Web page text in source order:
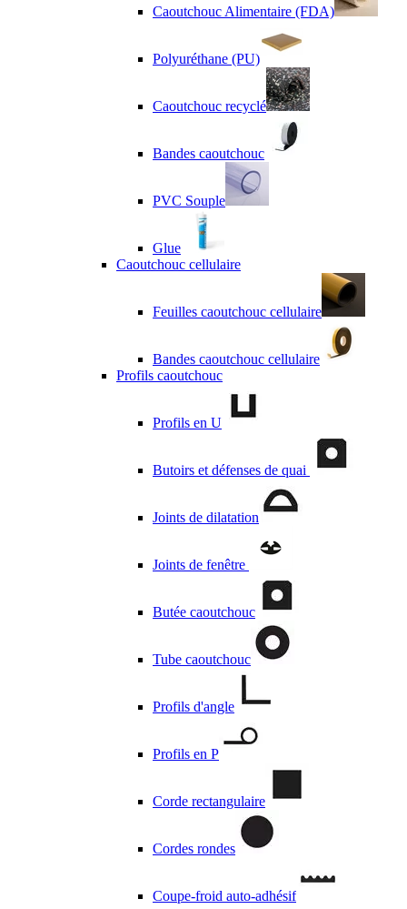
Caoutchouc Alimentaire (FDA)
Polyuréthane (PU)
Caoutchouc recyclé
Bandes caoutchouc
PVC Souple
Glue
Caoutchouc cellulaire
Feuilles caoutchouc cellulaire
Bandes caoutchouc cellulaire
Profils caoutchouc
Profils en U
Butoirs et défenses de quai
Joints de dilatation
Joints de fenêtre
Butée caoutchouc
Tube caoutchouc
Profils d'angle
Profils en P
Corde rectangulaire
Cordes rondes
Coupe-froid auto-adhésif